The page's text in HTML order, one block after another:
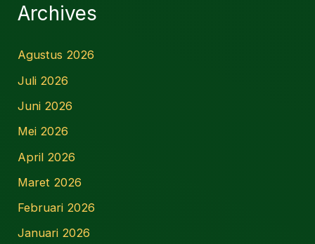
Archives
Agustus 2026
Juli 2026
Juni 2026
Mei 2026
April 2026
Maret 2026
Februari 2026
Januari 2026